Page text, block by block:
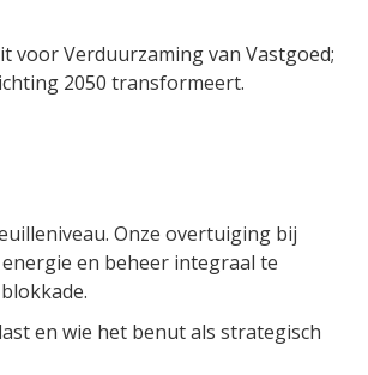
voor Verduurzaming van Vastgoed;
2050 transformeert.
Onze overtuiging bij
en beheer integraal te
en wie het benut als strategisch